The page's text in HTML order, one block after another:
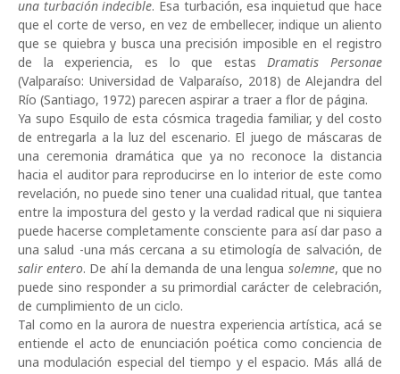
una turbación indecible. Esa turbación, esa inquietud que hace
que el corte de verso, en vez de embellecer, indique un aliento
que se quiebra y busca una precisión imposible en el registro
de la experiencia, es lo que estasDramatis Personae
(Valparaíso: Universidad de Valparaíso, 2018) de Alejandra del
Río (Santiago, 1972) parecen aspirar a traer a flor de página.
Ya supo Esquilo de esta cósmica tragedia familiar, y del costo
de entregarla a la luz del escenario. El juego de máscaras de
una ceremonia dramática que ya no reconoce la distancia
hacia el auditor para reproducirse en lo interior de este como
revelación, no puede sino tener una cualidad ritual, que tantea
entre la impostura del gesto y la verdad radical que ni siquiera
puede hacerse completamente consciente para así dar paso a
una salud -una más cercana a su etimología de salvación, de
salir entero. De ahí la demanda de una lengua solemne, que no
puede sino responder a su primordial carácter de celebración,
de cumplimiento de un ciclo.
Tal como en la aurora de nuestra experiencia artística, acá se
entiende el acto de enunciación poética como conciencia de
una modulación especial del tiempo y el espacio. Más allá de